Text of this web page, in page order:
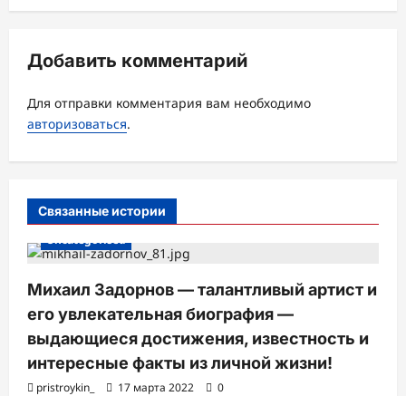
ц
я
з
а
и
Добавить комментарий
Для отправки комментария вам необходимо
авторизоваться.
Связанные истории
Uncategorised
Михаил Задорнов — талантливый артист и
его увлекательная биография —
выдающиеся достижения, известность и
интересные факты из личной жизни!
pristroykin_ 17 марта 2022 0